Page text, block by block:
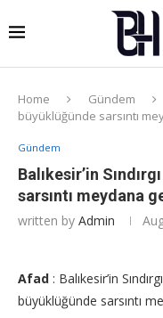
Home Gündem
büyüklüğünde sarsıntı
Gündem
Balıkesir’in
sarsıntı meydana
written by Admin
Afad : Balıkesir’in
büyüklüğünde sarsıntı